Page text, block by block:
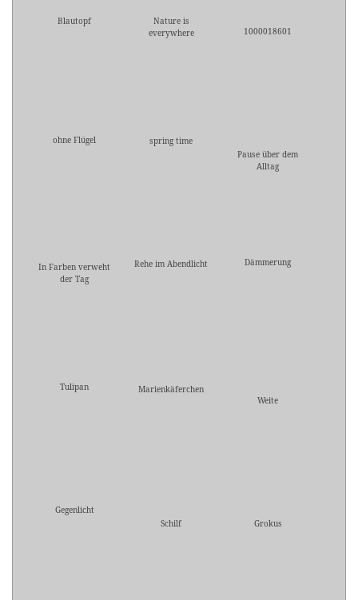
Blautopf
Nature is
everywhere
1000018601
ohne Flügel
spring time
Pause über dem
Alltag
In Farben verweht
der Tag
Rehe im Abendlicht Dämmerung
Tulipan
Marienkäferchen
Weite
Gegenlicht
Schilf
Grokus